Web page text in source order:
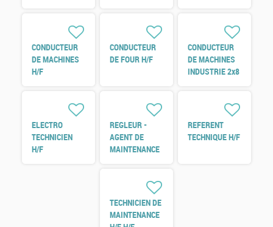
CONDUCTEUR
DE MACHINES
H/F
CONDUCTEUR
DE FOUR H/F
CONDUCTEUR
DE MACHINES
INDUSTRIE 2x8
ELECTRO
TECHNICIEN
H/F
REGLEUR -
AGENT DE
MAINTENANCE
REFERENT
TECHNIQUE H/F
TECHNICIEN DE
MAINTENANCE